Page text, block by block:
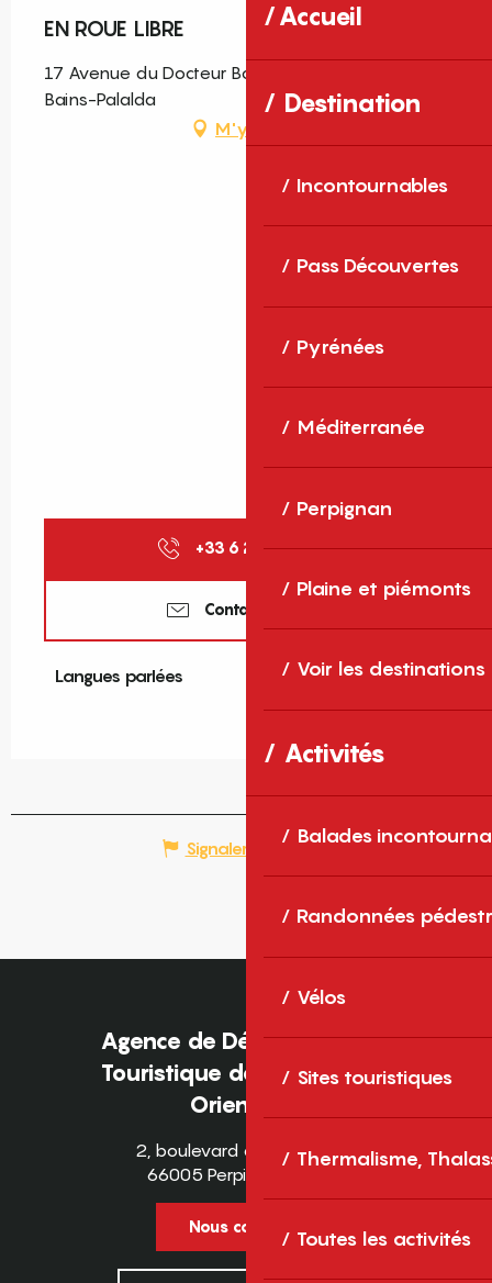
Accueil
Destination
Incontournables
Pass Découvertes
Pyrénées
Méditerranée
Perpignan
Plaine et piémonts
Voir les destinations
Activités
Balades
Randonnées
Vélos
Sites touristiques
Thermalisme,
Toutes les activités
EN ROUE LIBRE
17 Avenue du Docteur Bouix, 66110 Amélie-les-
Bains-Palalda
M'y rendre
+33 6 21 28 35▒▒
Contactez-nous
Langues parlées
Langues parlées
Signaler une erreur
Agence de Développement
Touristique des Pyrénées-
Orientales
2, boulevard des Pyrénées
66005 Perpignan Cedex
Nous contacter